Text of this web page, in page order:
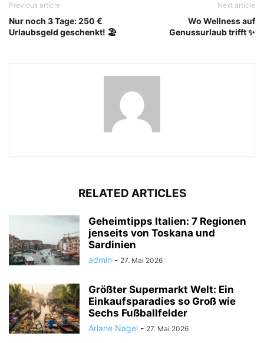
Previous article
Nur noch 3 Tage: 250 €
Urlaubsgeld geschenkt! 🏖️
Next article
Wo Wellness auf
Genussurlaub trifft ✨
RELATED ARTICLES
Geheimtipps Italien: 7 Regionen
jenseits von Toskana und
Sardinien
admin - 27. Mai 2026
Größter Supermarkt Welt: Ein
Einkaufsparadies so Groß wie
Sechs Fußballfelder
Ariane Nagel - 27. Mai 2026